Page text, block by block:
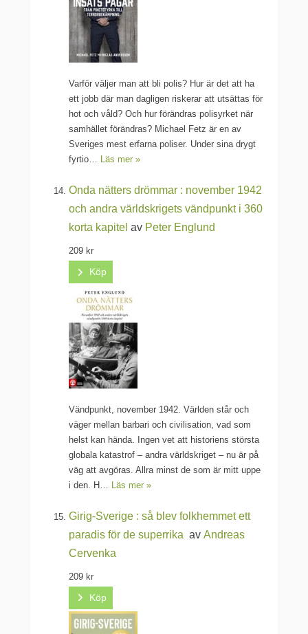
Varför väljer man att bli polis? Hur är det att ha
ett jobb där man dagligen riskerar att utsättas för
hot och våld? Och hur förändras polisyrket när
samhället förändras? Michael Fetz är en av
Sveriges mest erfarna poliser. Under sina drygt
fyrtio… Läs mer »
Onda nätters drömmar : november 1942
och andra världskrigets vändpunkt i 360
korta kapitel av Peter Englund
209 kr
Köp
Vändpunkt, november 1942. Världen står och
väger mellan barbari och civilisation, vad som
helst kan hända. Ingen vet att historiens största
globala katastrof – andra världskriget – nu är på
väg att avgöras. Allra minst de som är mitt uppe
i den. H… Läs mer »
Girig-Sverige : så blev folkhemmet ett
paradis för de superrika av Andreas
Cervenka
209 kr
Köp